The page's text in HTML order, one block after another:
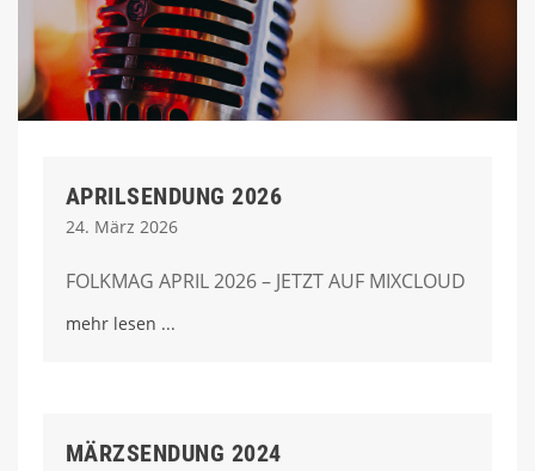
APRILSENDUNG 2026
24. März 2026
FOLKMAG APRIL 2026 – JETZT AUF MIXCLOUD
mehr lesen
MÄRZSENDUNG 2024